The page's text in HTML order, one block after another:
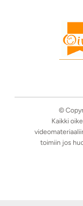
©
Kaikki
toimiin jos